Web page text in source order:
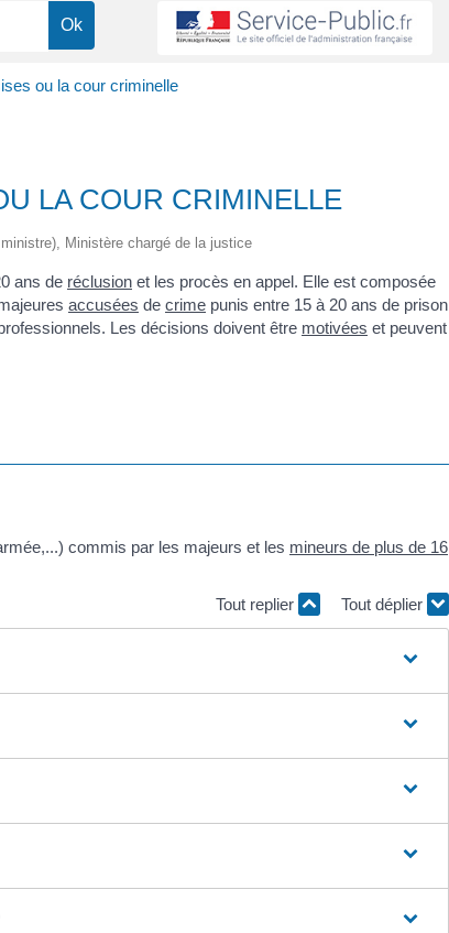
ou la cour criminelle
LA COUR CRIMINELLE
Ministère chargé de la justice
ans de réclusion et les procès en appel. Elle est composée
accusées de crime punis entre 15 à 20 ans de prison
Les décisions doivent être motivées et peuvent
commis par les majeurs et les mineurs de plus de 16
Tout replier
Tout déplier